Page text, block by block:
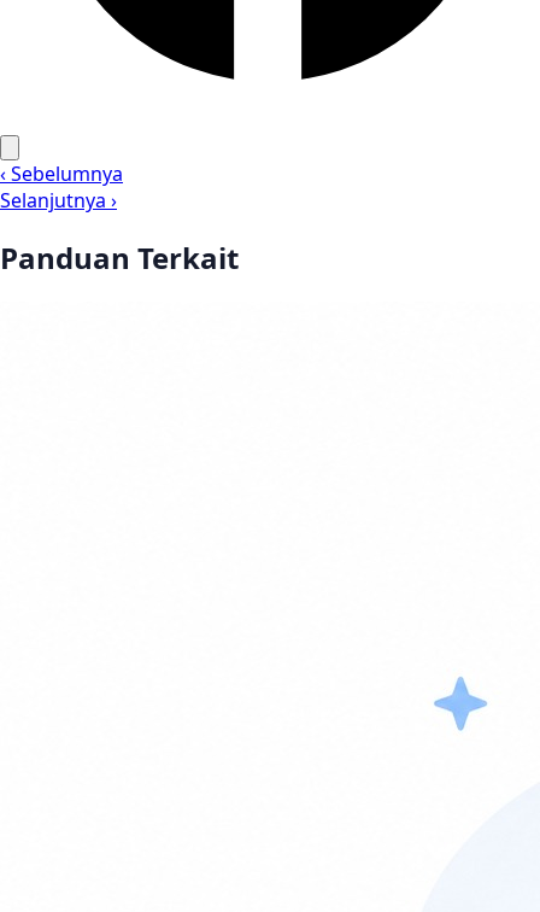
‹ Sebelumnya
Selanjutnya ›
Panduan Terkait